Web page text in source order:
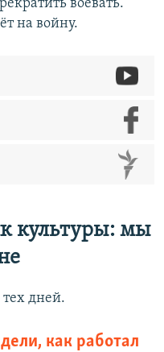
воевать.
на войну.
культуры: мы
дней.
как работал